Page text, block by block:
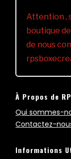
Attention ,
boutique
de nous
À Propos de
Qui sommes-
Contactez-
Informations